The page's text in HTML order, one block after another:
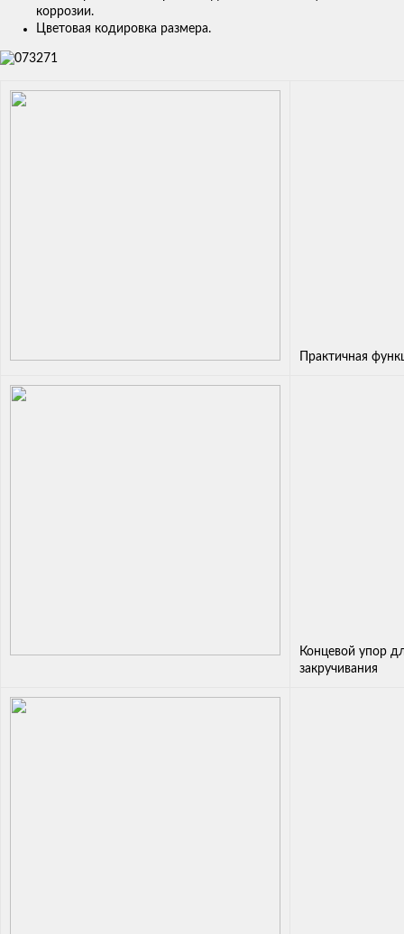
коррозии.
Цветовая кодировка размера.
Практичная
Концевой упор
закручивания